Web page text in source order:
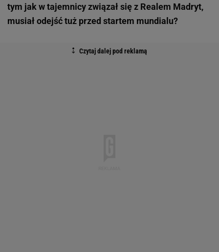
tym jak w tajemnicy związał się z Realem Madryt,
musiał odejść tuż przed startem mundialu?